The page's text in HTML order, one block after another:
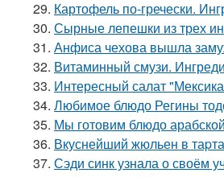
29. Картофель по-гречески.
30. Сырные лепешки из трех
31. Анфиса чехова вышла
32. Витаминный смузи.
33. Интересный салат
34. Любимое блюдо Регины
35. Мы готовим блюдо
36. Вкуснейший жюльен в
37. Сэди синк узнала о своём